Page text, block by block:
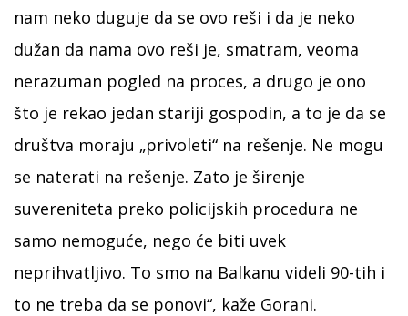
nam neko duguje da se ovo reši i da je neko
dužan da nama ovo reši je, smatram, veoma
nerazuman pogled na proces, a drugo je ono
što je rekao jedan stariji gospodin, a to je da se
društva moraju „privoleti“ na rešenje. Ne mogu
se naterati na rešenje. Zato je širenje
suvereniteta preko policijskih procedura ne
samo nemoguće, nego će biti uvek
neprihvatljivo. To smo na Balkanu videli 90-tih i
to ne treba da se ponovi“, kaže Gorani.